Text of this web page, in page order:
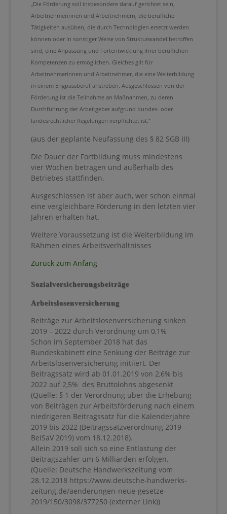
„Die Förderung soll insbesondere darauf gerichtet sein,
Arbeitnehmerinnen und Arbeitnehmern, die berufliche
Tätigkeiten ausüben, die durch Technologien ersetzt werden
können oder in sonstiger Weise von Strukturwandel betroffen
sind, eine Anpassung und Fortentwicklung ihrer beruflichen
Kompetenzen zu ermöglichen. Gleiches gilt für
Arbeitnehmerinnen und Arbeitnehmer, die eine Weiterbildung
in einem Engpassberuf anstreben. Ausgeschlossen von der
Förderung ist die Teilnahme an Maßnahmen, zu deren
Durchführung der Arbeitgeber aufgrund bundes- oder
landesrechtlicher Regelungen verpflichtet ist.“
(aus der geplante Neufassung des § 82 SGB III)
Die Dauer der Fortbildung muss mindestens
vier Wochen betragen und außerhalb des
Betriebes stattfinden.
Ausgeschlossen ist aber auch, wer schon einmal
eine vergleichbare Förderung in den letzten vier
Jahren erhalten hat.
Weitere Voraussetzung ist die Weiterbildung im
RAhmen eines Arbeitsverhältnisses
Zurück zum Anfang
Sozialversicherungsbeiträge
Arbeitslosenversicherung
Beiträge zur Arbeitslosenversicherung sinken
2019 – 2022 durch Verordnung um 0,1%
Schon im September 2018 hat das
Bundeskabinett eine Senkung der Beiträge zur
Arbeitslosenversicherung initiiert. Der
Beitragssatz wird ab 01.01.2019 von 2,6% bis
2022 auf 2,5% des Bruttolohns abgesenkt
(Quelle: § 1 der Verordnung über die Erhebung
von Beiträgen zur Arbeitsförderung nach einem
niedrigeren Beitragssatz für die Kalenderjahre
2019 bis 2022 (Beitragssatzverordnung 2019 –
BeiSaV 2019) vom 18.12.2018).
Allein 2019 soll sich so eine Entlastung der
Beitragszahler um 6 Milliarden erfolgen.
(Quelle: Deutsche Handwerkszeitung vom
28.12.2018 https://www.deutsche-handwerks-
zeitung.de/aenderungen-neue-gesetze-
2019/150/3098/377250 (externer Link))